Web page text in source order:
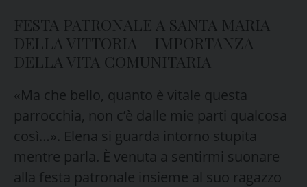
FESTA PATRONALE A SANTA MARIA
DELLA VITTORIA – IMPORTANZA
DELLA VITA COMUNITARIA
«Ma che bello, quanto è vitale questa
parrocchia, non c’è dalle mie parti qualcosa
così…». Elena si guarda intorno stupita
mentre parla. È venuta a sentirmi suonare
alla festa patronale insieme al suo ragazzo